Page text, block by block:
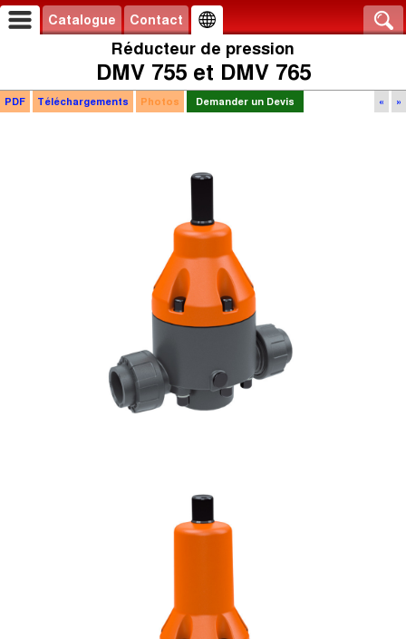
Catalogue Contact
Réducteur de pression
DMV 755 et DMV 765
« »
PDF Téléchargements Photos Demander un Devis